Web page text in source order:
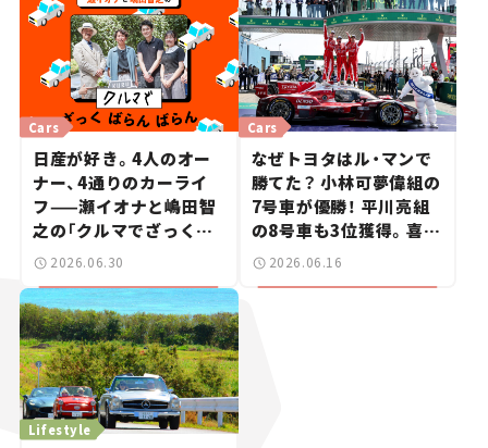
Cars
日産が好き。4人のオー
ナー、4通りのカーライ
フ——瀬イオナと嶋田智
之の「クルマでざっくば
らんばらん！」＃19
2026.06.30
Cars
なぜトヨタはル・マンで
勝てた？ 小林可夢偉組の
7号車が優勝！ 平川亮組
の8号車も3位獲得。喜び
のコメントとともに振り
2026.06.16
Lifestyle